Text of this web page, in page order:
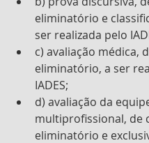
eliminatório e
ser realizada pelo
c) avaliação médica,
eliminatório, a ser
IADES;
d) avaliação da
multiprofissional, de
eliminatório e